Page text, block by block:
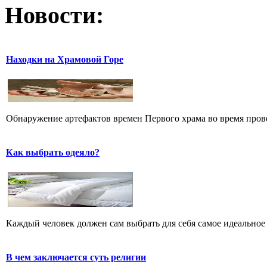
Новости:
Находки на Храмовой Горе
Обнаружение артефактов времен Первого храма во время
Как выбрать одеяло?
Каждый человек должен сам выбрать для себя самое
В чем заключается суть религии